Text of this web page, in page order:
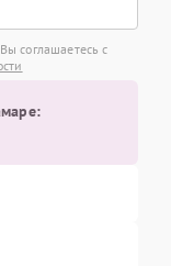
соглашаетесь с